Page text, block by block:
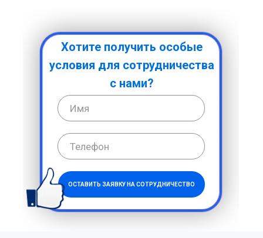
Хотите получить особые
условия для сотрудничества
с нами?
ОСТАВИТЬ ЗАЯВКУ НА СОТРУДНИЧЕСТВО